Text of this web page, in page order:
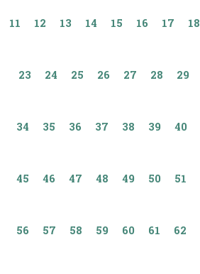
11 12 13 14 15 16 17 18
23 24 25 26 27 28 29
34 35 36 37 38 39 40
45 46 47 48 49 50 51
56 57 58 59 60 61 62